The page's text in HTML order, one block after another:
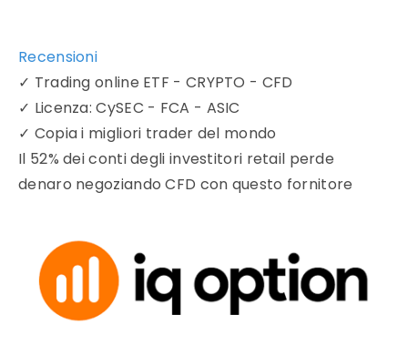
Recensioni
✓ Trading online ETF - CRYPTO - CFD
✓ Licenza: CySEC - FCA - ASIC
✓ Copia i migliori trader del mondo
Il 52% dei conti degli investitori retail perde
denaro negoziando CFD con questo fornitore